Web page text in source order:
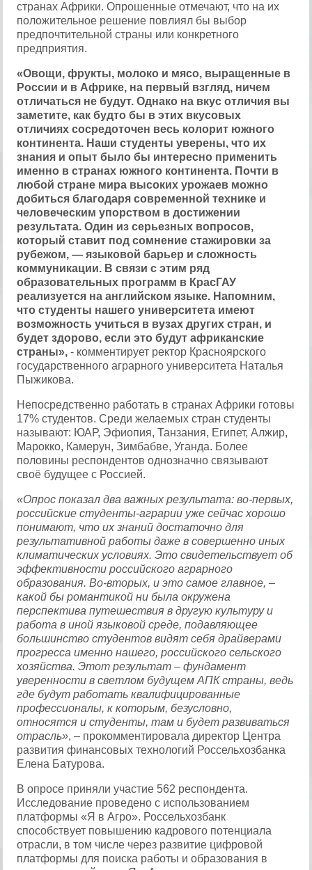
странах Африки. Опрошенные отмечают, что на их
положительное решение повлиял бы выбор
предпочтительной страны или конкретного
предприятия.
«Овощи, фрукты, молоко и мясо, выращенные в
России и в Африке, на первый взгляд, ничем
отличаться не будут. Однако на вкус отличия вы
заметите, как будто бы в этих вкусовых
отличиях сосредоточен весь колорит южного
континента. Наши студенты уверены, что их
знания и опыт было бы интересно применить
именно в странах южного континента. Почти в
любой стране мира высоких урожаев можно
добиться благодаря современной технике и
человеческим упорством в достижении
результата. Один из серьезных вопросов,
который ставит под сомнение стажировки за
рубежом, — языковой барьер и сложность
коммуникации. В связи с этим ряд
образовательных программ в КрасГАУ
реализуется на английском языке. Напомним,
что студенты нашего университета имеют
возможность учиться в вузах других стран, и
будет здорово, если это будут африканские
страны»,- комментирует ректор Красноярского
государственного аграрного университета Наталья
Пыжикова.
Непосредственно работать в странах Африки готовы
17% студентов. Среди желаемых стран студенты
называют: ЮАР, Эфиопия, Танзания, Египет, Алжир,
Марокко, Камерун, Зимбабве, Уганда. Более
половины респондентов однозначно связывают
своё будущее с Россией.
«Опрос показал два важных результата: во-первых,
российские студенты-аграрии уже сейчас хорошо
понимают, что их знаний достаточно для
результативной работы даже в совершенно иных
климатических условиях. Это свидетельствует об
эффективности российского аграрного
образования. Во-вторых, и это самое главное, –
какой бы романтикой ни была окружена
перспектива путешествия в другую культуру и
работа в иной языковой среде, подавляющее
большинство студентов видят себя драйверами
прогресса именно нашего, российского сельского
хозяйства. Этот результат – фундамент
уверенности в светлом будущем АПК страны, ведь
где будут работать квалифицированные
профессионалы, к которым, безусловно,
относятся и студенты, там и будет развиваться
отрасль», – прокомментировала директор Центра
развития финансовых технологий Россельхозбанка
Елена Батурова.
В опросе приняли участие 562 респондента.
Исследование проведено с использованием
платформы «Я в Агро». Россельхозбанк
способствует повышению кадрового потенциала
отрасли, в том числе через развитие цифровой
платформы для поиска работы и образования в